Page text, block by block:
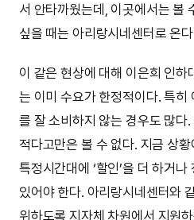
서 안타까웠는데, 이곳에서는 볼
싶을 때는 아리랑시네센터로 온
이 같은 현상에 대해 이은희 인
는 이미 수요가 한정적이다. 특히
를 잘 소비하지 않는 경우도 많
적다고만은 볼 수 없다. 지금 상
특정시간대에 ‘할인’을 더 하거
있어야 한다. 아리랑시네센터와
위하도록 지자체 차원에서 지원